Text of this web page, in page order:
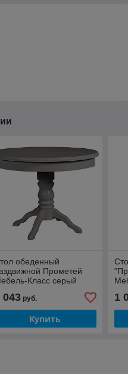
обеденный
Прометей
Класс серый
043руб.
Купить
1